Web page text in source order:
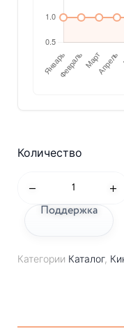
Количество
Поддержка
Категории Каталог,